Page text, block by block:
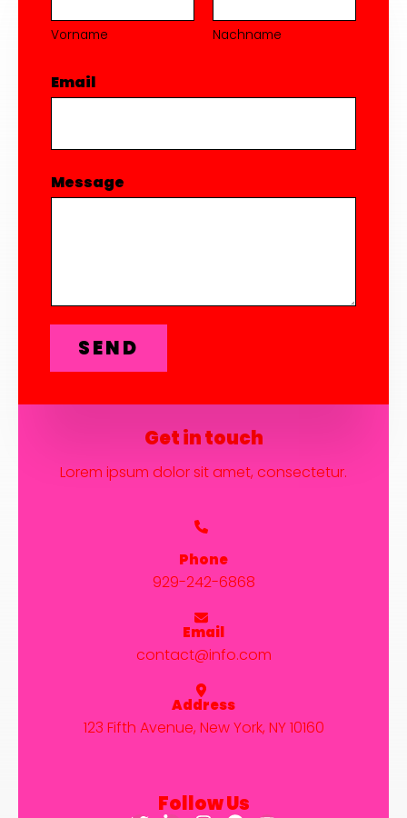
Get in touch
Lorem ipsum dolor sit amet, consectetur.
Phone
929-242-6868
Email
contact@info.com
Address
123 Fifth Avenue, New York, NY 10160
Follow Us
Vorname Nachname
Email
Message
SEND